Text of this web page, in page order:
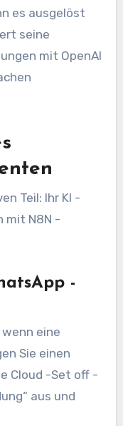
es ausgelöst
seine
mit OpenAI
Teil: Ihr KI -
mit N8N -
-
eine
Sie einen
Cloud -Set off -
aus und